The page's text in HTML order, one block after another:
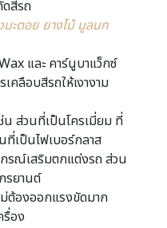
ดสีรถ
ะตอย ยางไม้ มูลนก
และ คาร์นูบาแว็กซ์
คลือบสีรถให้เงางาม
ส่วนที่เป็นโครเมี่ยม ที่
ที่เป็นไฟเบอร์กลาส
รณ์เสริมตกแต่งรถ ส่วน
รยานต์
ต้องออกแรงขัดมาก
รื่อง